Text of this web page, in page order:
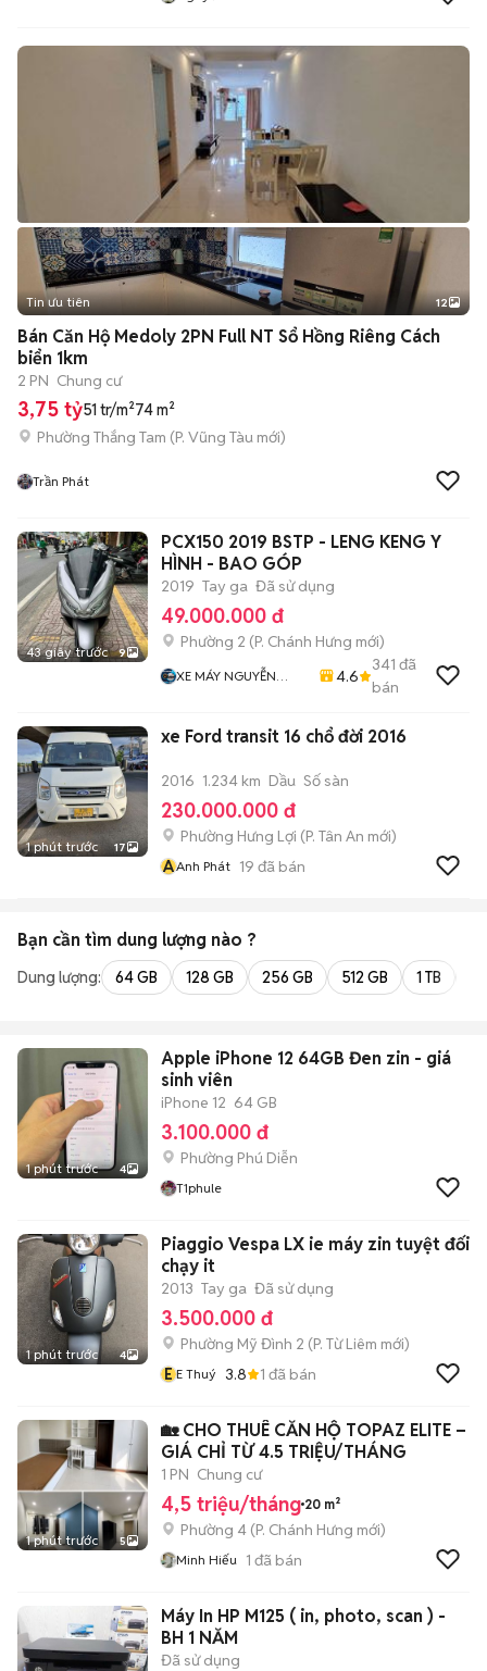
+2
Tin ưu tiên 12
Bán Căn Hộ Medoly 2PN Full NT Sổ Hồng Riêng Cách
biển 1km
2 PN Chung cư
3,75 tỷ51 tr/m²74 m²
Phường Thắng Tam (P. Vũng Tàu mới)
Trần Phát
43 giây trước 9
PCX150 2019 BSTP - LENG KENG Y
HÌNH - BAO GÓP
2019 Tay ga Đã sử dụng
49.000.000 đ
Phường 2 (P. Chánh Hưng mới)
XE MÁY NGUYỄN
4.6
341 đã
bán
1 phút trước 17
xe Ford transit 16 chổ đời 2016
2016 1.234 km Dầu Số sàn
230.000.000 đ
Phường Hưng Lợi (P. Tân An mới)
AAnh Phát 19 đã bán
Bạn cần tìm dung lượng nào ?
Dung lượng: 64 GB 128 GB 256 GB 512 GB 1 TB
1 phút trước 4
Apple iPhone 12 64GB Đen zin - giá
sinh viên
iPhone 12 64 GB
3.100.000 đ
Phường Phú Diễn
T1phule
1 phút trước 4
Piaggio Vespa LX ie máy zin tuyệt đối
chạy it
2013 Tay ga Đã sử dụng
3.500.000 đ
Phường Mỹ Đình 2 (P. Từ Liêm mới)
E E Thuý 3.8 1 đã bán
1 phút trước 5
🏡 CHO THUÊ CĂN HỘ TOPAZ ELITE –
GIÁ CHỈ TỪ 4.5 TRIỆU/THÁNG
1 PN Chung cư
4,5 triệu/tháng 20 m²
Phường 4 (P. Chánh Hưng mới)
Minh Hiếu 1 đã bán
Máy In HP M125 ( in, photo, scan ) -
BH 1 NĂM
Đã sử dụng